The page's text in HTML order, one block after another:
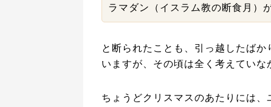
ラマダン（イスラム教の断食月）
と断られたことも、引っ越したば
いますが、その頃は全く考えていな
ちょうどクリスマスのあたりには、